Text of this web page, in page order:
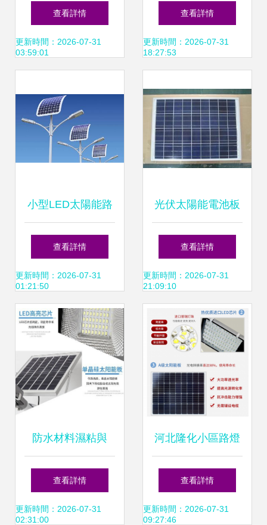
產在線測試的可行
性與必要性
查看詳情
更新時間：2026-07-31
03:59:01
照亮戶外的綠色能
源專家——太陽能
外燈與露營燈全解
析
查看詳情
更新時間：2026-07-31
18:27:53
小型LED太陽能路
燈價格全解析 從幾
十元到上千元，影
響因素與選購指南
查看詳情
更新時間：2026-07-31
01:21:50
光伏太陽能電池板
供應與批發指南 聚
焦LED太陽能板市
場
查看詳情
更新時間：2026-07-31
21:09:10
防水材料濕粘與
LED太陽能板 技術
融合與應用前景
查看詳情
更新時間：2026-07-31
02:31:00
河北隆化小區路燈
建設 市電路燈與
LED太陽能板的協
查看詳情
更新時間：2026-07-31
09:27:46